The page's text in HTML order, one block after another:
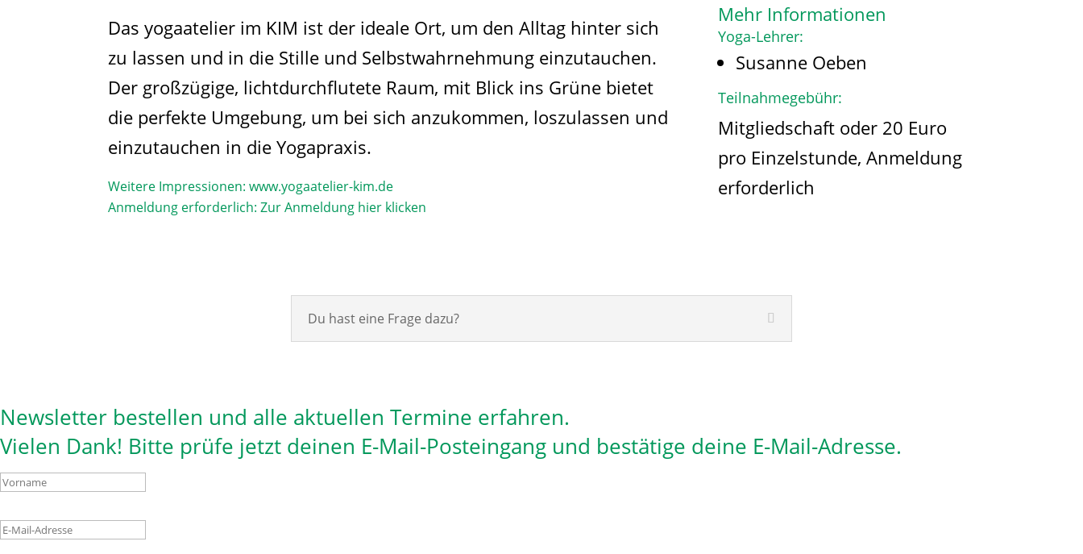
Das yogaatelier im KIM ist der ideale Ort, um den Alltag hinter sich
zu lassen und in die Stille und Selbstwahrnehmung einzutauchen.
Der großzügige, lichtdurchflutete Raum, mit Blick ins Grüne bietet
die perfekte Umgebung, um bei sich anzukommen, loszulassen und
einzutauchen in die Yogapraxis.
Weitere Impressionen:www.yogaatelier-kim.de​
Anmeldung erforderlich:Zur Anmeldung hier klicken
Mehr Informationen
Yoga-Lehrer:
Susanne Oeben
Teilnahmegebühr:
Mitgliedschaft oder 20 Euro
pro Einzelstunde, Anmeldung
erforderlich
Du hast eine Frage dazu?
Newsletter bestellen und alle aktuellen Termine erfahren.
Vielen Dank! Bitte prüfe jetzt deinen E-Mail-Posteingang und bestätige deine E-Mail-Adresse.